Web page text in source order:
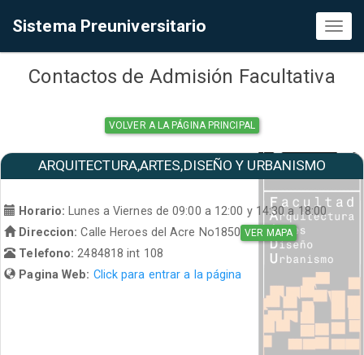
Sistema Preuniversitario
Contactos de Admisión Facultativa
VOLVER A LA PÁGINA PRINCIPAL
ARQUITECTURA,ARTES,DISEÑO Y URBANISMO
Horario:
Lunes a Viernes de 09:00 a 12:00 y 14:30 a 18:00
Direccion: Calle Heroes del Acre No1850 VER MAPA
Telefono: 2484818 int 108
Pagina Web: Click para entrar a la página